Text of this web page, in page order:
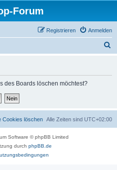
Forum
Anmelden
Registrieren
des Boards löschen möchtest?
Alle Zeiten sind UTC+02:00
Cookies löschen
Software © phpBB Limited
durch phpBB.de